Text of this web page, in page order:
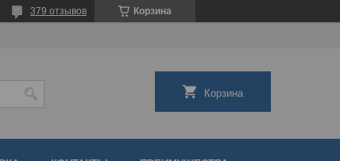
Корзина
379 отзывов
Корзина